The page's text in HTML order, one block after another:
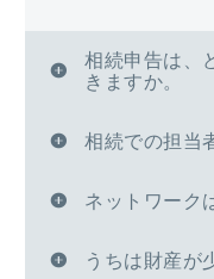
相続申告は、
きますか。
相続での担当
ネットワーク
うちは財産が